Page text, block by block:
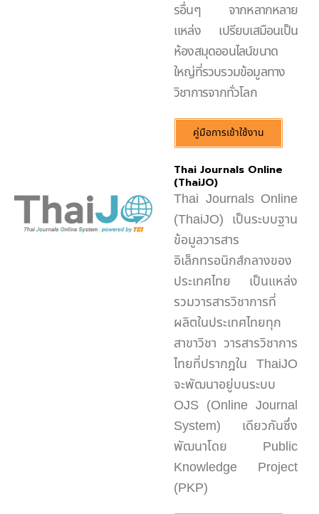
รอื่นๆ จากหลากหลาย
แหล่ง เปรียบเสมือนเป็น
ห้องสมุดออนไลน์ขนาด
ใหญ่ที่รวบรวมข้อมูลทาง
วิชาการจากทั่วโลก
คู่มือการเข้าใช้งาน
Thai Journals Online
(ThaiJO)
Thai Journals Online
(ThaiJO) เป็นระบบฐาน
ข้อมูลวารสาร
อิเล็กทรอนิกส์กลางของ
ประเทศไทย เป็นแหล่ง
รวมวารสารวิชาการที่
ผลิตในประเทศไทยทุก
สาขาวิชา วารสารวิชาการ
ไทยที่ปรากฎใน ThaiJO
จะพัฒนาอยู่บนระบบ
OJS (Online Journal
System) เดียวกันซึ่ง
พัฒนาโดย Public
Knowledge Project
(PKP)